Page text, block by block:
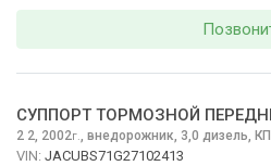
СУППОРТ ТОРМОЗНОЙ
2 2, 2002г., внедорожник, 3,0 дизель,
VIN: JACUBS71G27102413